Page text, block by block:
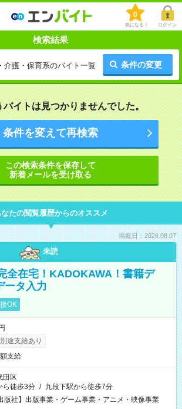
0
気になる！ ログイン
検索結果
介護・保育系のバイト一覧 条件の変更
イトは見つかりませんでした。
条件を変えて再検索
この検索条件を保存して
新着メールを受け取る
たの閲覧履歴からのオススメ
掲載日：2026.08.07
未読
全在宅！KADOKAWA！書籍デ
ータ入力
OK
途支給あり
支給
田区
ら徒歩3分 / 九段下駅から徒歩7分
版社】出版事業・ゲーム事業・アニメ・映像事業